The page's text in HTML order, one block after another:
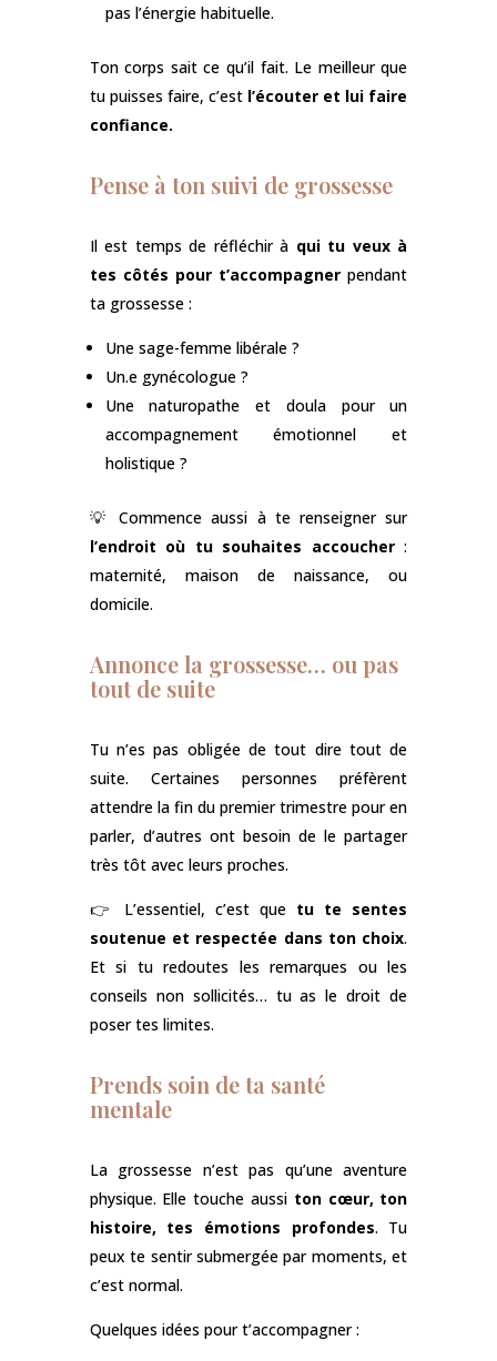
pas l’énergie habituelle.
Ton corps sait ce qu’il fait. Le meilleur que
tu puisses faire, c’est l’écouter et lui faire
confiance.
Pense à ton suivi de grossesse
Il est temps de réfléchir à qui tu veux à
tes côtés pour t’accompagner pendant
ta grossesse :
Une sage-femme libérale ?
Un.e gynécologue ?
Une naturopathe et doula pour un
accompagnement émotionnel et
holistique ?
💡 Commence aussi à te renseigner sur
l’endroit où tu souhaites accoucher:
maternité, maison de naissance, ou
domicile.
Annonce la grossesse… ou pas
tout de suite
Tu n’es pas obligée de tout dire tout de
suite. Certaines personnes préfèrent
attendre la fin du premier trimestre pour en
parler, d’autres ont besoin de le partager
très tôt avec leurs proches.
👉 L’essentiel, c’est que tu te sentes
soutenue et respectée dans ton choix.
Et si tu redoutes les remarques ou les
conseils non sollicités… tu as le droit de
poser tes limites.
Prends soin de ta santé
mentale
La grossesse n’est pas qu’une aventure
physique. Elle touche aussi ton cœur, ton
histoire, tes émotions profondes. Tu
peux te sentir submergée par moments, et
c’est normal.
Quelques idées pour t’accompagner :